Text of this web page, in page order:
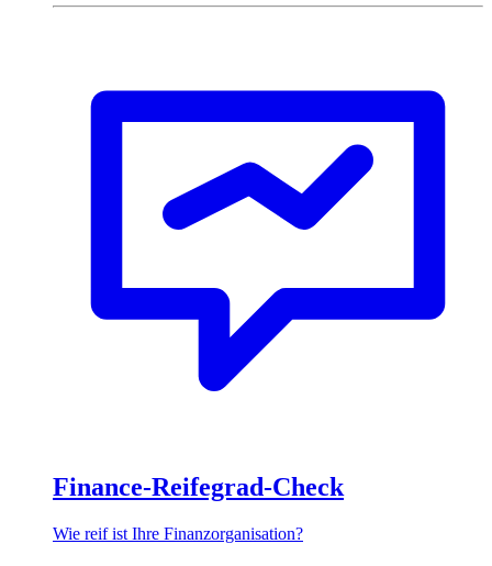
Finance-Reifegrad-Check
Wie reif ist Ihre Finanzorganisation?